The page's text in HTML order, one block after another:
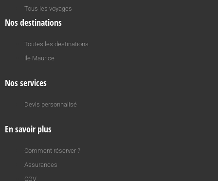
Tous les voyages
Nos destinations
Toutes les destinations
Ile Maurice
Nos services
Devis personnalisé
En savoir plus
Comment réserver ?
Assurances
CGV